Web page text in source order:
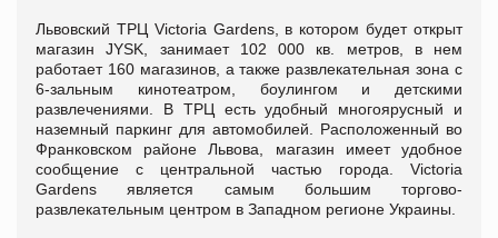
Львовский ТРЦ Victoria Gardens, в котором будет открыт
магазин JYSK, занимает 102 000 кв. метров, в нем
работает 160 магазинов, а также развлекательная зона с
6-зальным кинотеатром, боулингом и детскими
развлечениями. В ТРЦ есть удобный многоярусный и
наземный паркинг для автомобилей. Расположенный во
Франковском районе Львова, магазин имеет удобное
сообщение с центральной частью города. Victoria
Gardens является самым большим торгово-
развлекательным центром в Западном регионе Украины.